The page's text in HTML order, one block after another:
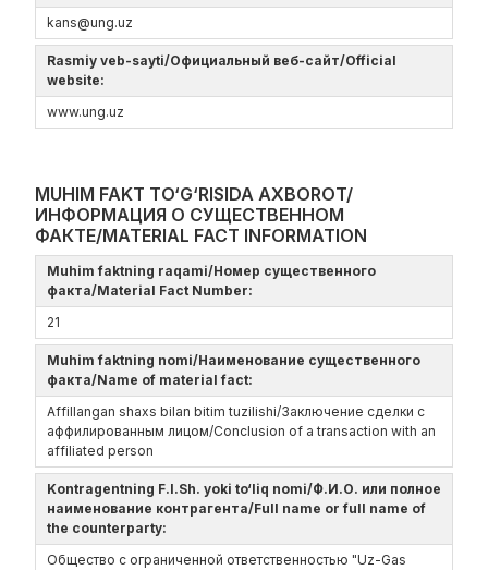
kans@ung.uz
Rasmiy veb-sayti/Официальный веб-сайт/Official
website:
www.ung.uz
MUHIM FAKT TO‘G‘RISIDA AXBOROT/
ИНФОРМАЦИЯ О СУЩЕСТВЕННОМ
ФАКТЕ/MATERIAL FACT INFORMATION
Muhim faktning raqami/Номер существенного
факта/Material Fact Number:
21
Muhim faktning nomi/Наименование существенного
факта/Name of material fact:
Affillangan shaxs bilan bitim tuzilishi/Заключение сделки с
аффилированным лицом/Conclusion of a transaction with an
affiliated person
Kontragentning F.I.Sh. yoki to‘liq nomi/Ф.И.О. или полное
наименование контрагента/Full name or full name of
the counterparty:
Общество с ограниченной ответственностью "Uz-Gas